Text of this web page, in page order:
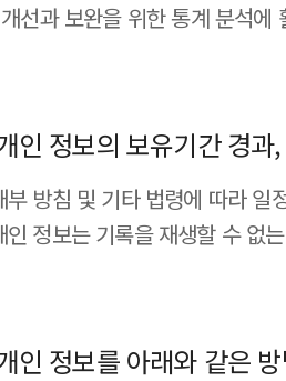
선과 보완을 위한 통계 분석에
인 정보의 보유기간 경
부 방침 및 기타 법령에 따라 일
인 정보는 기록을 재생할 수 없
인 정보를 아래와 같은